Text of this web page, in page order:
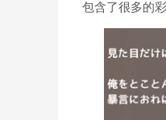
包含了很多的